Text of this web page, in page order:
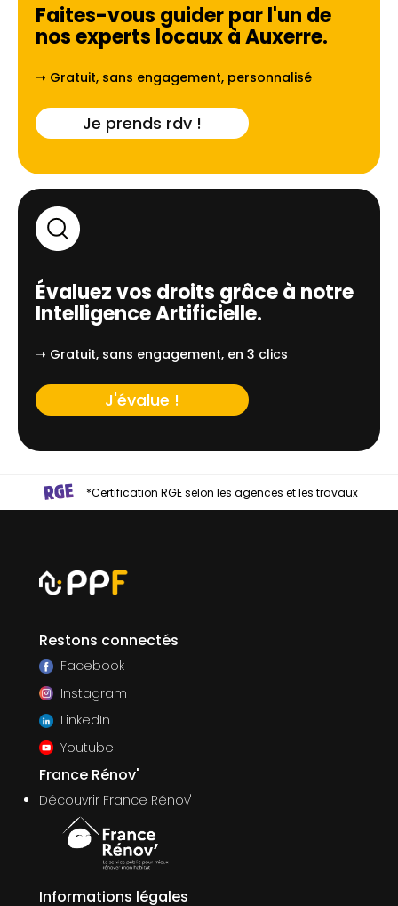
Faites-vous guider par l'un de
nos experts locaux àAuxerre.
➝ Gratuit, sans engagement, personnalisé
Je prends rdv !
Évaluez vos droits grâce à notre
Intelligence Artificielle.
➝ Gratuit, sans engagement, en 3 clics
J'évalue !
*Certification RGE selon les agences et les travaux
Restons connectés
Facebook
Instagram
LinkedIn
Youtube
France Rénov'
Découvrir France Rénov'
Informations légales